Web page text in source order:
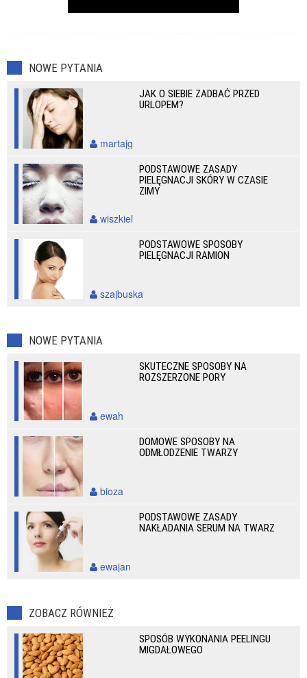
NOWE PYTANIA
JAK O SIEBIE ZADBAĆ PRZED
URLOPEM?
martajg
PODSTAWOWE ZASADY
PIELĘGNACJI SKÓRY W CZASIE
ZIMY
wiszkiel
PODSTAWOWE SPOSOBY
PIELĘGNACJI RAMION
szajbuska
NOWE PYTANIA
SKUTECZNE SPOSOBY NA
ROZSZERZONE PORY
ewah
DOMOWE SPOSOBY NA
ODMŁODZENIE TWARZY
bioza
PODSTAWOWE ZASADY
NAKŁADANIA SERUM NA TWARZ
ewajan
ZOBACZ RÓWNIEŻ
SPOSÓB WYKONANIA PEELINGU
MIGDAŁOWEGO